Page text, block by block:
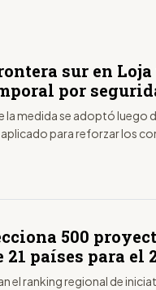
sur en
por
la medida se adoptó luego
para reforzar los
500
países para el
el ranking regional de